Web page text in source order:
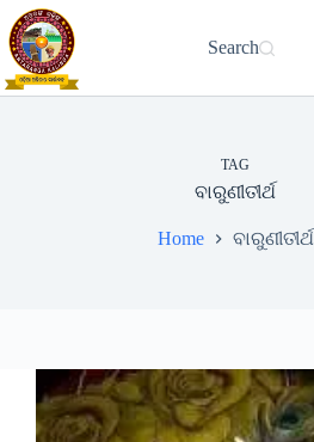
Skip
to
content
Search
TAG
ବାରୁଣୀତୀର୍ଥ
Home ବାରୁଣୀତୀର୍ଥ